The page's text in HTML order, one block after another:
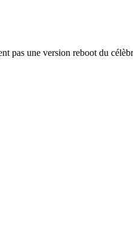
pas une version reboot du